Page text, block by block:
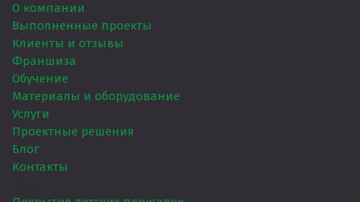
О компании
Выполненные проекты
Клиенты и отзывы
Франшиза
Обучение
Материалы и оборудование
Услуги
Проектные решения
Блог
Контакты